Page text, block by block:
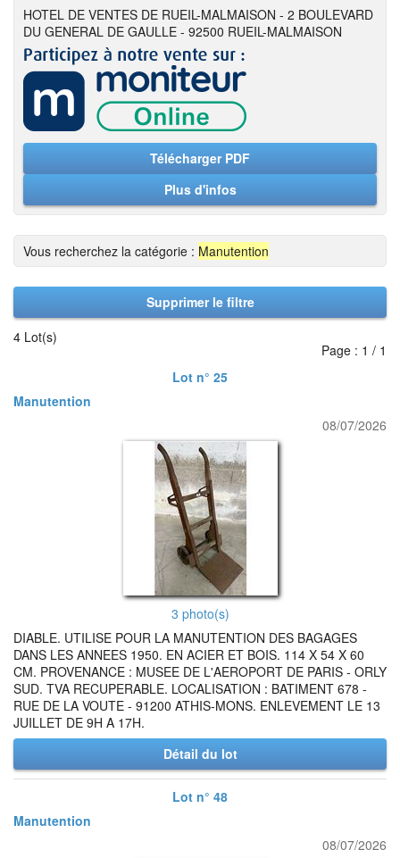
HOTEL DE VENTES DE RUEIL-MALMAISON - 2 BOULEVARD
DU GENERAL DE GAULLE - 92500 RUEIL-MALMAISON
Télécharger PDF
Plus d'infos
Vous recherchez la catégorie : Manutention
Supprimer le filtre
4 Lot(s)
Page : 1 / 1
Lot n° 25
Manutention
08/07/2026
3 photo(s)
DIABLE. UTILISE POUR LA MANUTENTION DES BAGAGES
DANS LES ANNEES 1950. EN ACIER ET BOIS. 114 X 54 X 60
CM. PROVENANCE : MUSEE DE L'AEROPORT DE PARIS - ORLY
SUD. TVA RECUPERABLE. LOCALISATION : BATIMENT 678 -
RUE DE LA VOUTE - 91200 ATHIS-MONS. ENLEVEMENT LE 13
JUILLET DE 9H A 17H.
Détail du lot
Lot n° 48
Manutention
08/07/2026